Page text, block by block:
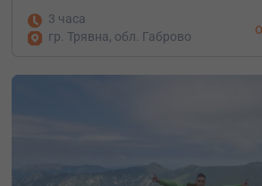
3 часа
гр. Трявна, обл. Габрово